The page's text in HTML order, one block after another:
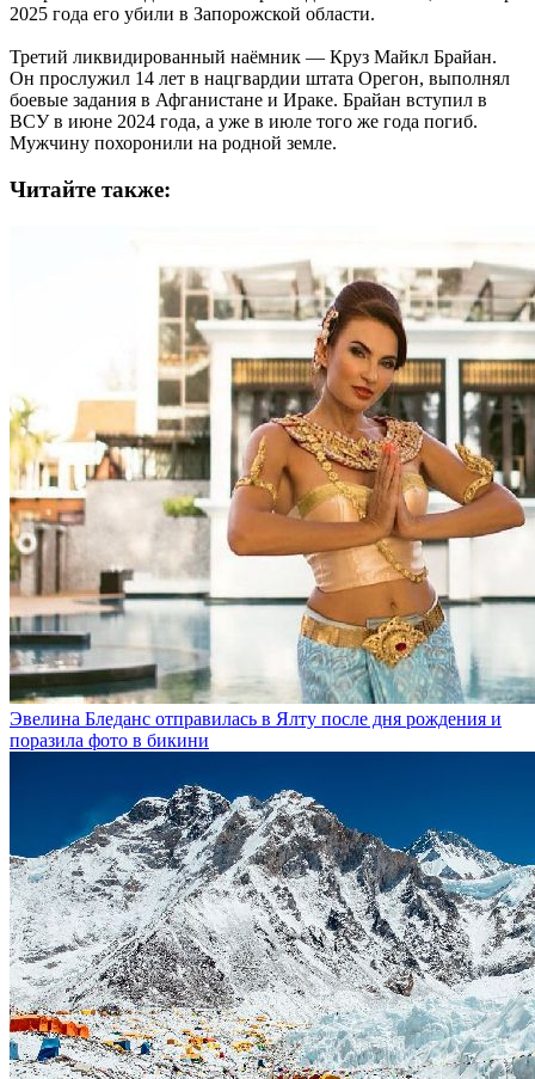
2025 года его убили в Запорожской области.
Третий ликвидированный наёмник — Круз Майкл Брайан.
Он прослужил 14 лет в нацгвардии штата Орегон, выполнял
боевые задания в Афганистане и Ираке. Брайан вступил в
ВСУ в июне 2024 года, а уже в июле того же года погиб.
Мужчину похоронили на родной земле.
Читайте также:
Эвелина Бледанс отправилась в Ялту после дня рождения и
поразила фото в бикини